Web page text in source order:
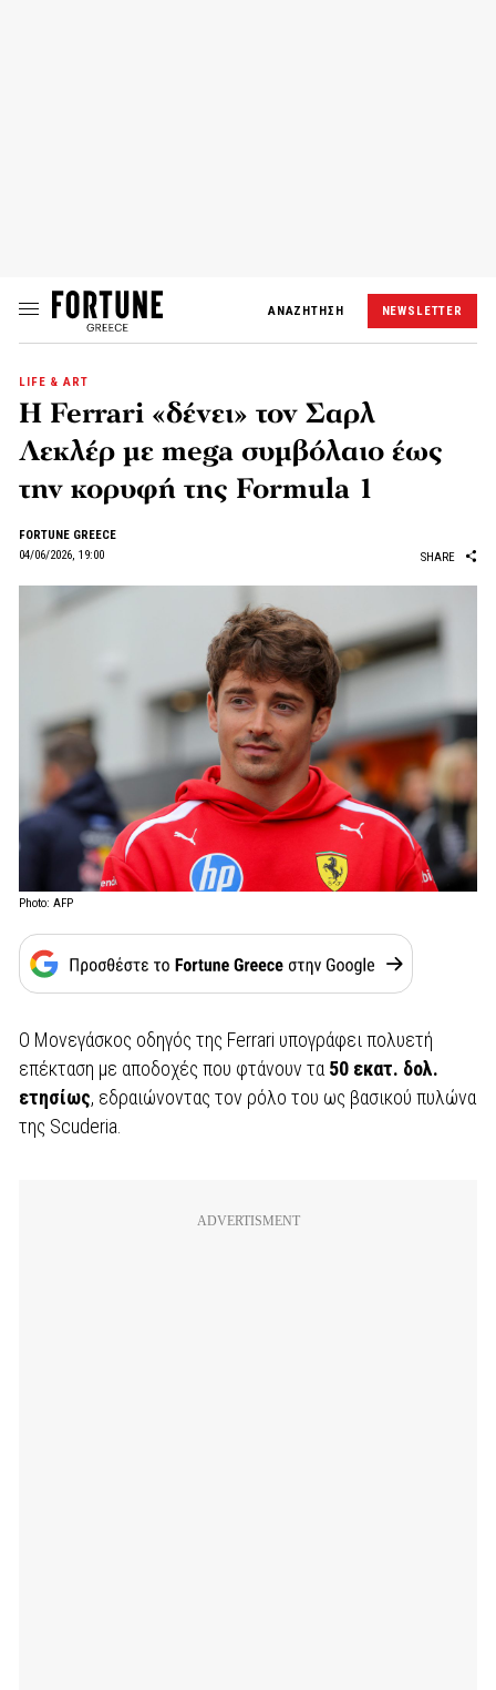
ΑΝΑΖΗΤΗΣΗ NEWSLETTER
LIFE & ART
Η Ferrari «δένει» τον Σαρλ
Λεκλέρ με mega συμβόλαιο έως
την κορυφή της Formula 1
FORTUNE GREECE
04/06/2026, 19:00
SHARE
Photo: AFP
Ο Μονεγάσκος οδηγός της Ferrari υπογράφει πολυετή
επέκταση με αποδοχές που φτάνουν τα 50 εκατ. δολ.
ετησίως, εδραιώνοντας τον ρόλο του ως βασικού πυλώνα
της Scuderia.